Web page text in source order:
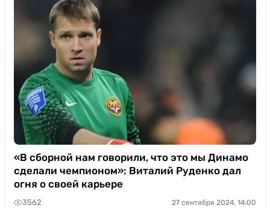
«В сборной нам говорили, что это мы Динамо
сделали чемпионом»: Виталий Руденко дал
огня о своей карьере
3562 27 сентября 2024, 14:00